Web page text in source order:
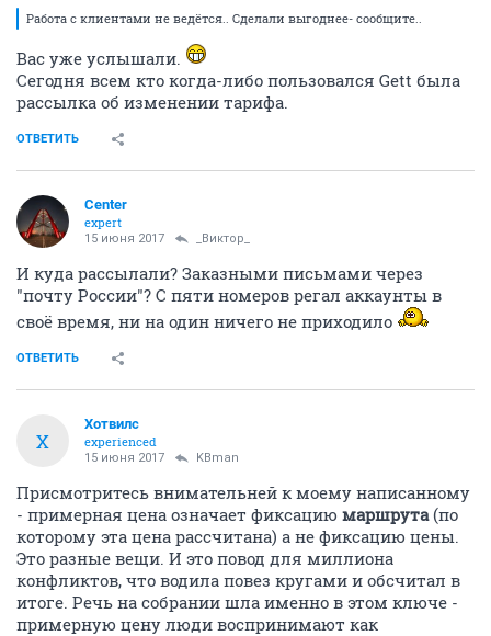
Работа с клиентами не ведётся.. Сделали выгоднее- сообщите..
Вас уже услышали.
Сегодня всем кто когда-либо пользовался Gett была
рассылка об изменении тарифа.
ОТВЕТИТЬ
Center
expert
15 июня 2017 _Виктор_
И куда рассылали? Заказными письмами через
"почту России"? С пяти номеров регал аккаунты в
своё время, ни на один ничего не приходило
ОТВЕТИТЬ
Х
Хотвилс
experienced
15 июня 2017 KBman
Присмотритесь внимательней к моему написанному
- примерная цена означает фиксацию маршрута(по
которому эта цена рассчитана) а не фиксацию цены.
Это разные вещи. И это повод для миллиона
конфликтов, что водила повез кругами и обсчитал в
итоге. Речь на собрании шла именно в этом ключе -
примерную цену люди воспринимают как